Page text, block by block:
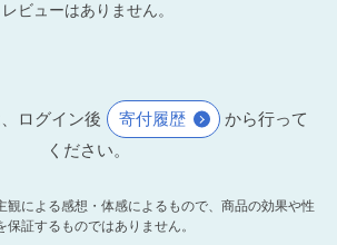
レビューはありません。
ログイン後 寄付履歴
から行って
ください。
による感想・体感によるもので、商品の効果や性
保証するものではありません。